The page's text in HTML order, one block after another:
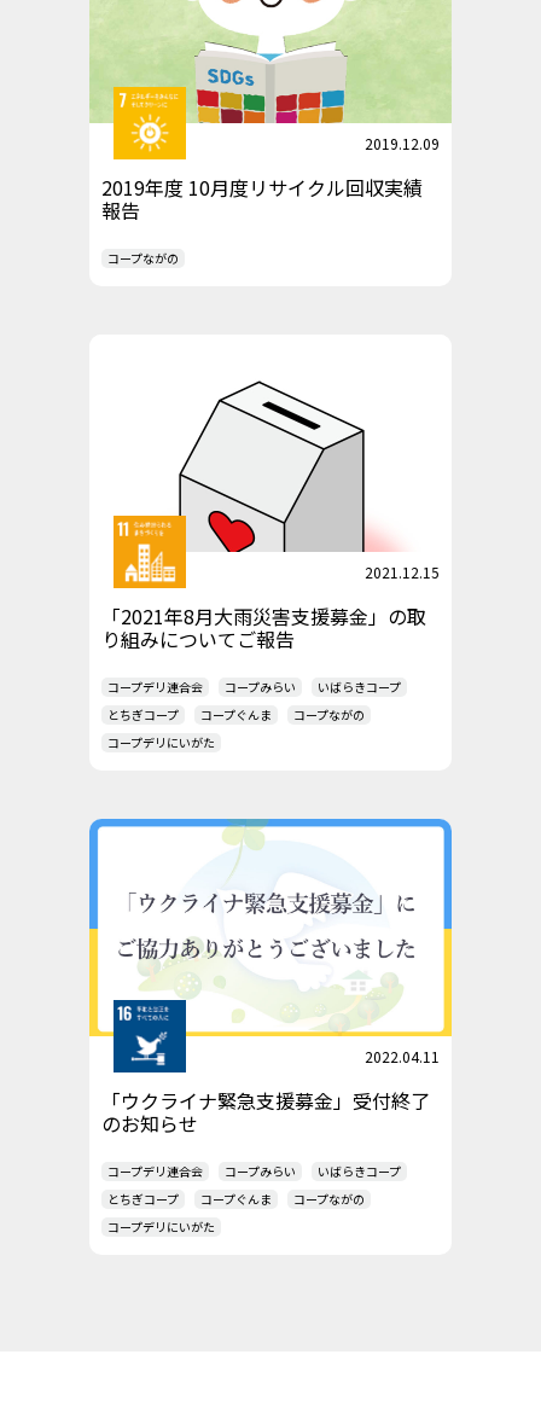
2019.12.09
2019年度 10月度リサイクル回収実績
報告
コープながの
2021.12.15
「2021年8月大雨災害支援募金」の取
り組みについてご報告
コープデリ連合会 コープみらい
いばらきコープ
とちぎコープ
コープぐんま
コープながの
コープデリにいがた
2022.04.11
「ウクライナ緊急支援募金」受付終了
のお知らせ
コープデリ連合会 コープみらい
いばらきコープ
とちぎコープ
コープぐんま
コープながの
コープデリにいがた